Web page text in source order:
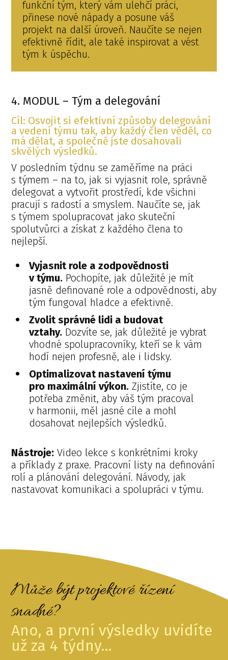
funkční tým, který vám ulehčí práci,
přinese nové nápady a posune váš
projekt na další úroveň. Naučíte se nejen
efektivně řídit, ale také inspirovat a vést
tým k úspěchu.
4. MODUL – Tým a delegování
Cíl: Osvojit si efektivní způsoby delegování
a vedení týmu tak, aby každý člen věděl, co
má dělat, a společně jste dosahovali
skvělých výsledků.
V posledním týdnu se zaměříme na práci
s týmem – na to, jak si vyjasnit role, správně
delegovat a vytvořit prostředí, kde všichni
pracují s radostí a smyslem. Naučíte se, jak
s týmem spolupracovat jako skuteční
spolutvůrci a získat z každého člena to
nejlepší.
Vyjasnit role a zodpovědnosti
v týmu. Pochopíte, jak důležité je mít
jasně definované role a odpovědnosti, aby
tým fungoval hladce a efektivně.
Zvolit správné lidi a budovat
vztahy. Dozvíte se, jak důležité je vybrat
vhodné spolupracovníky, kteří se k vám
hodí nejen profesně, ale i lidsky.
Optimalizovat nastavení týmu
pro maximální výkon. Zjistíte, co je
potřeba změnit, aby váš tým pracoval
v harmonii, měl jasné cíle a mohl
dosahovat nejlepších výsledků.
Nástroje: Video lekce s konkrétními kroky
a příklady z praxe. Pracovní listy na definování
rolí a plánování delegování. Návody, jak
nastavovat komunikaci a spolupráci v týmu.
Může být projektové řízení
snadné?
Ano, a první výsledky uvidíte
už za 4 týdny...